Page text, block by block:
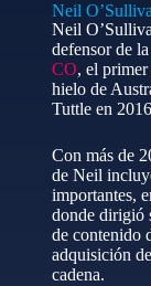
Neil
Neil
defensor de
CO, el
hielo de
Tuttle en
Con más de
de Neil
importantes,
donde dirigió
de contenido
adquisición
cadena.